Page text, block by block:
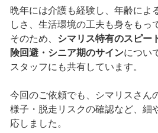
晩年には介護も経験し、年齢によ
しさ、生活環境の工夫も身をもっ
そのため、 シマリス特有のスピー
険回避・シニア期のサインについ
スタッフにも共有しています。
今回のご依頼でも、シマリスさん
様子・脱走リスクの確認など、細
応しました。